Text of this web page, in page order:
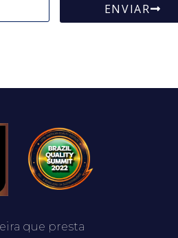
ENVIAR
que presta